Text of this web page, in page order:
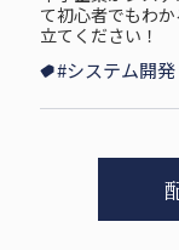
て初心者でもわ
立てください！
#システム開発